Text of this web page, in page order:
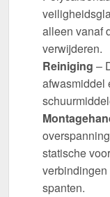
alleen vanaf
verwijderen.
Reiniging –
afwasmiddel
statische
spanten.